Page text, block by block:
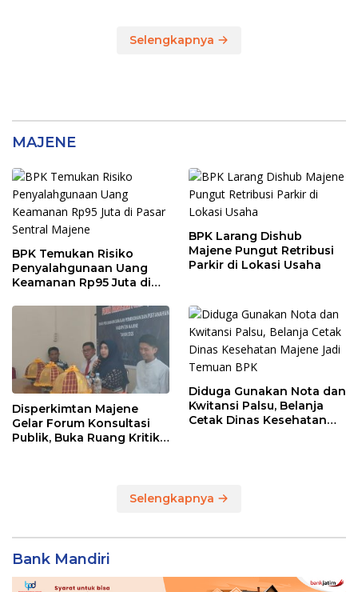
Selengkapnya
MAJENE
BPK Temukan Risiko
Penyalahgunaan Uang
Keamanan Rp95 Juta di
BPK Larang Dishub
Majene Pungut Retribusi
Parkir di Lokasi Usaha
Disperkimtan Majene
Gelar Forum Konsultasi
Publik, Buka Ruang Kritik
Diduga Gunakan Nota dan
Kwitansi Palsu, Belanja
Cetak Dinas Kesehatan
Selengkapnya
Bank Mandiri